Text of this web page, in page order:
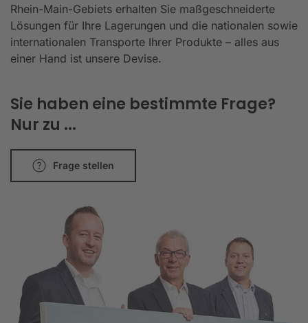
Rhein-Main-Gebiets erhalten Sie maßgeschneiderte
Lösungen für Ihre Lagerungen und die nationalen sowie
internationalen Transporte Ihrer Produkte – alles aus
einer Hand ist unsere Devise.
Sie haben eine bestimmte Frage?
Nur zu ...
Frage stellen